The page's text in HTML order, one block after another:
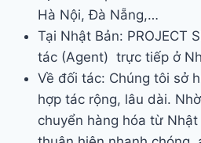
Hà Nội, Đà Nẵng,…
Tại Nhật Bản: PROJECT
tác (Agent) trực tiếp ở
Về đối tác: Chúng tôi sở
hợp tác rộng, lâu dài.
chuyển hàng hóa từ